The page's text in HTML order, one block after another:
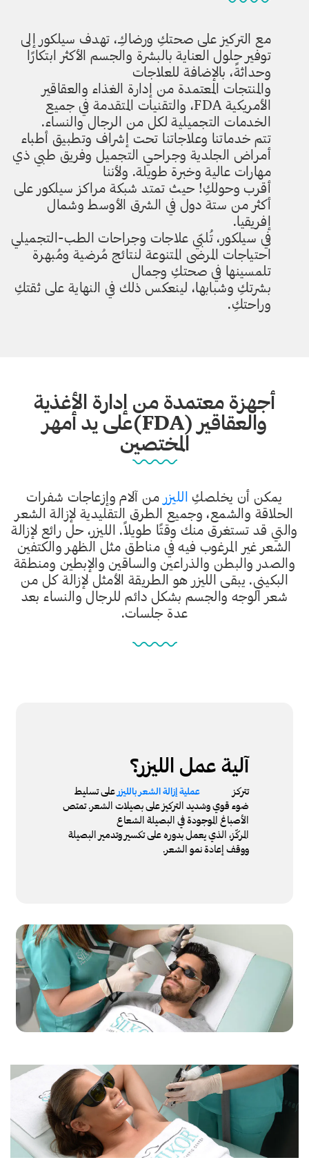
مع التركيز على صحتكِ ورضاكِ، تهدف سيلكور إلى
توفير حلول العناية بالبشرة والجسم الأكثر ابتكارًا
وحداثةً، بالإضافة للعلاجات
والمنتجات المعتمدة من إدارة الغذاء والعقاقير
الأمريكية FDA، والتقنيات المتقدمة في جميع
الخدمات التجميلية لكل من الرجال والنساء.
تتم خدماتنا وعلاجاتنا تحت إشراف وتطبيق أطباء
أمراض الجلدية وجراحي التجميل وفريق طبي ذي
مهارات عالية وخبرة طويلة. ولأننا
أقرب وحولكِ! حيث تمتد شبكة مراكز سيلكور على
أكثر من ستة دول في الشرق الأوسط وشمال
إفريقيا.
في سيلكور، تُلبّي علاجات وجراحات الطب-التجميلي
احتياجات المرضى المتنوعة لنتائج مُرضية ومُبهرة
تلمسينها في صحتكِ وجمال
بشرتكِ وشبابها، لينعكس ذلك في النهاية على ثقتكِ
وراحتكِ.
أجهزة معتمدة من إدارة الأغذية
والعقاقير (FDA)على يد أمهر
المختصين
يمكن أن يخلصكِ الليزر من آلام وإزعاجات شفرات
الحلاقة والشمع، وجميع الطرق التقليدية لإزالة الشعر
والتي قد تستغرق منك وقتًا طويلاً. الليزر، حل رائع لإزالة
الشعر غير المرغوب فيه في مناطق مثل الظهر والكتفين
والصدر والبطن والذراعين والساقين والإبطين ومنطقة
البكيني. يبقى الليزر هو الطريقة الأمثل لإزالة كل من
شعر الوجه والجسم بشكل دائم للرجال والنساء بعد
عدة جلسات.
آلية عمل الليزر؟
تتركز عملية إزالة الشعر بالليزر على تسليط
ضوء قوي وشديد التركيز على بصيلات الشعر. تمتص
الأصباغ الموجودة في البصيلة الشعاع
المركّز، الذي يعمل بدوره على تكسير وتدمير البصيلة
ووقف إعادة نمو الشعر.